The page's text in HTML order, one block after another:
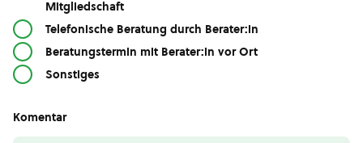
Mitgliedschaft
Telefonische Beratung durch Berater:in
Beratungstermin mit Berater:in vor Ort
Sonstiges
Komentar